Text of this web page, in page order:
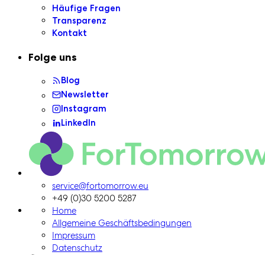
Häufige Fragen
Transparenz
Kontakt
Folge uns
Blog
Newsletter
Instagram
LinkedIn
ForTomorrow-Logo, zur Homepage
service@fortomorrow.eu
+49 (0)30 5200 5287
Home
Allgemeine Geschäftsbedingungen
Impressum
Datenschutz